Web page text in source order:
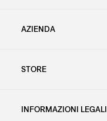
AZIENDA
STORE
INFORMAZIONI LEGALI